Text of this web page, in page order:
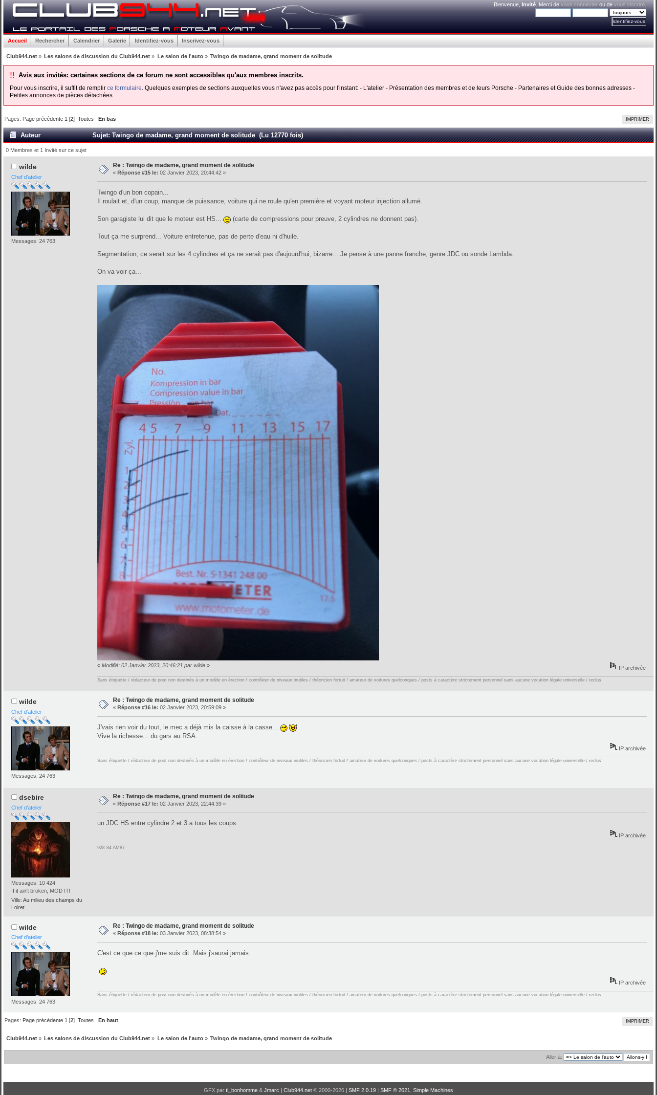
Bienvenue,Invité . Merci devous connecter ou devous inscrire
Accueil Rechercher Calendrier Galerie Identifiez-vous Inscrivez-vous
Club944.net» Les salons de discussion du Club944.net » Le salon de l'auto» Twingo de madame, grand moment de solitude
!! Avis aux invités: certaines sections de ce forum ne sont accessibles qu'aux membres inscrits.
Pour vous inscrire, il suffit de remplir ce formulaire. Quelques exemples de sections auxquelles vous n'avez pas accès pour l'instant: - L'atelier - Présentation des membres et de leurs Porsche - Partenaires et Guide des bonnes adresses -
Petites annonces de pièces détachées
IMPRIMER
Pages: Page précédente 1 [2] Toutes En bas
Auteur Sujet: Twingo de madame, grand moment de solitude (Lu 12770 fois)
0 Membres et 1 Invité sur ce sujet
wilde
Chef d'atelier
Messages: 24 763
Re : Twingo de madame, grand moment de solitude
« Réponse #15 le: 02 Janvier 2023, 20:44:42 »
Twingo d'un bon copain...
Il roulait et, d'un coup, manque de puissance, voiture qui ne roule qu'en première et voyant moteur injection allumé.
Son garagiste lui dit que le moteur est HS... (carte de compressions pour preuve, 2 cylindres ne donnent pas).
Tout ça me surprend... Voiture entretenue, pas de perte d'eau ni d'huile.
Segmentation, ce serait sur les 4 cylindres et ça ne serait pas d'aujourd'hui, bizarre... Je pense à une panne franche, genre JDC ou sonde Lambda.
On va voir ça...
« Modifié: 02 Janvier 2023, 20:46:21 par wilde» IP archivée
Sans étiquette / rédacteur de post non destinés à un modèle en érection / contrôleur de niveaux inutiles / théoricien fortuit / amateur de voitures quelconques / posts à caractère strictement personnel sans aucune vocation légale universelle / reclus
wilde
Chef d'atelier
Messages: 24 763
Re : Twingo de madame, grand moment de solitude
« Réponse #16 le: 02 Janvier 2023, 20:59:09 »
J'vais rien voir du tout, le mec a déjà mis la caisse à la casse...
Vive la richesse... du gars au RSA.
IP archivée
Sans étiquette / rédacteur de post non destinés à un modèle en érection / contrôleur de niveaux inutiles / théoricien fortuit / amateur de voitures quelconques / posts à caractère strictement personnel sans aucune vocation légale universelle / reclus
dsebire
Chef d'atelier
Messages: 10 424
If it ain't broken, MOD IT!
Ville:Au milieu des champs du
Loiret
Re : Twingo de madame, grand moment de solitude
« Réponse #17 le: 02 Janvier 2023, 22:44:39 »
un JDC HS entre cylindre 2 et 3 a tous les coups
IP archivée
928 S4 AM87
wilde
Chef d'atelier
Messages: 24 763
Re : Twingo de madame, grand moment de solitude
« Réponse #18 le: 03 Janvier 2023, 08:38:54 »
C'est ce que ce que j'me suis dit. Mais j'saurai jamais.
IP archivée
Sans étiquette / rédacteur de post non destinés à un modèle en érection / contrôleur de niveaux inutiles / théoricien fortuit / amateur de voitures quelconques / posts à caractère strictement personnel sans aucune vocation légale universelle / reclus
IMPRIMER
Pages: Page précédente 1[2] Toutes En haut
Club944.net» Les salons de discussion du Club944.net » Le salon de l'auto» Twingo de madame, grand moment de solitude
Aller à:
GFX par ti_bonhomme& Jmarc | Club944.net© 2000-2026 | SMF 2.0.19| SMF © 2021 Simple Machines